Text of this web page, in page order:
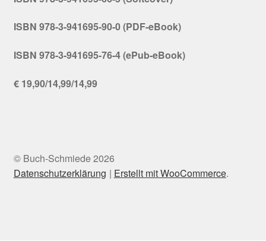
ISBN 978-3-941695-90-0 (PDF-eBook)
ISBN 978-3-941695-76-4 (ePub-eBook)
€ 19,90/14,99/14,99
© Buch-Schmiede 2026
Datenschutzerklärung
Erstellt mit WooCommerce.